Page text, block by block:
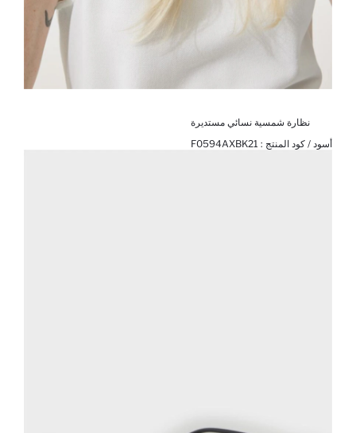
نظارة شمسية نسائي مستديرة
أسود / كود المنتج : F0594AXBK21